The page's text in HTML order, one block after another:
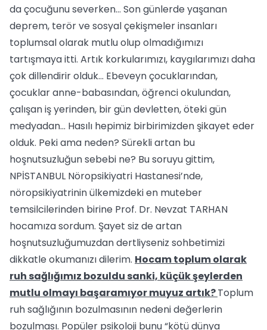
da çocuğunu severken... Son günlerde yaşanan
deprem, terör ve sosyal çekişmeler insanları
toplumsal olarak mutlu olup olmadığımızı
tartışmaya itti. Artık korkularımızı, kaygılarımızı daha
çok dillendirir olduk... Ebeveyn çocuklarından,
çocuklar anne-babasından, öğrenci okulundan,
çalışan iş yerinden, bir gün devletten, öteki gün
medyadan... Hasılı hepimiz birbirimizden şikayet eder
olduk. Peki ama neden? Sürekli artan bu
hoşnutsuzluğun sebebi ne? Bu soruyu gittim,
NPİSTANBUL Nöropsikiyatri Hastanesi’nde,
nöropsikiyatrinin ülkemizdeki en muteber
temsilcilerinden birine Prof. Dr. Nevzat TARHAN
hocamıza sordum. Şayet siz de artan
hoşnutsuzluğumuzdan dertliyseniz sohbetimizi
dikkatle okumanızı dilerim. Hocam toplum olarak
ruh sağlığımız bozuldu sanki, küçük şeylerden
mutlu olmayı başaramıyor muyuz artık?Toplum
ruh sağlığının bozulmasının nedeni değerlerin
bozulması. Popüler psikoloji bunu “kötü dünya